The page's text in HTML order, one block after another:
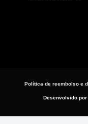
Política de reembolso e
Desenvolvido